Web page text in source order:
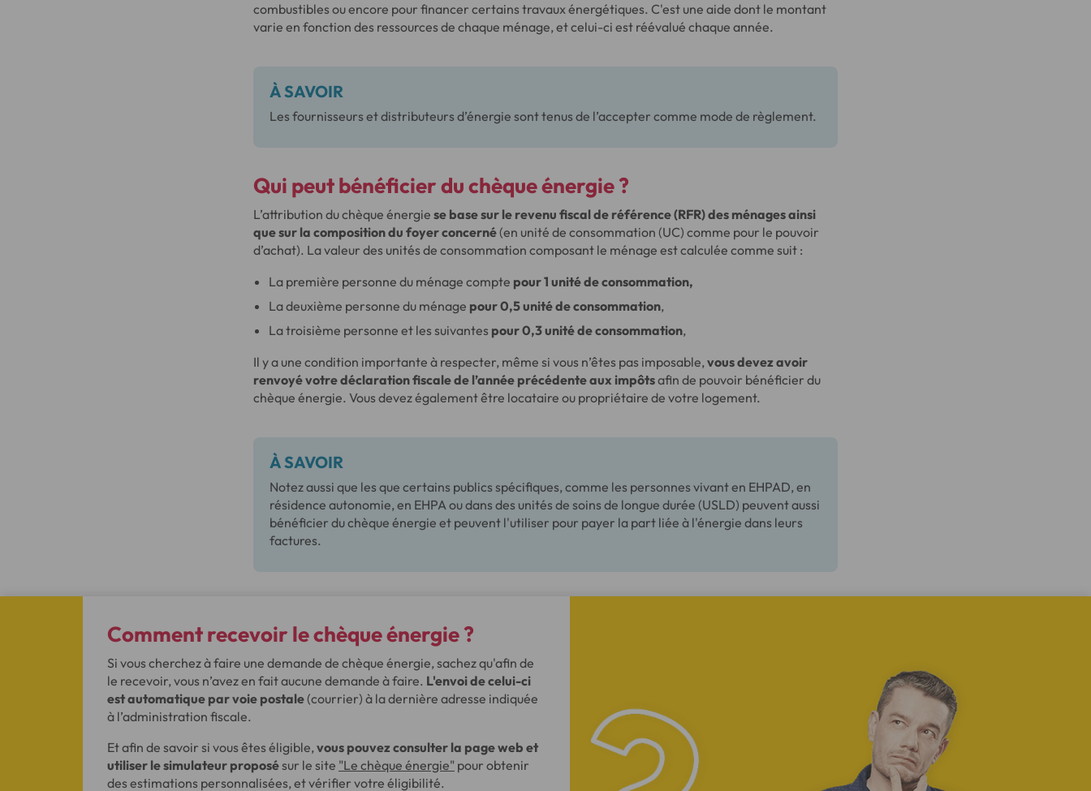
combustibles ou encore pour financer certains travaux énergétiques. C'est une aide dont le montant
varie en fonction des ressources de chaque ménage, et celui-ci est réévalué chaque année.
À SAVOIR
Les fournisseurs et distributeurs d’énergie sont tenus de l’accepter comme mode de règlement.
Qui peut bénéficier du chèque énergie ?
L’attribution du chèque énergie se base sur le revenu fiscal de référence (RFR) des ménages ainsi
que sur la composition du foyer concerné(en unité de consommation (UC) comme pour le pouvoir
d’achat). La valeur des unités de consommation composant le ménage est calculée comme suit :
La première personne du ménage compte pour 1 unité de consommation,
La deuxième personne du ménage pour 0,5 unité de consommation,
La troisième personne et les suivantes pour 0,3 unité de consommation,
Il y a une condition importante à respecter, même si vous n’êtes pas imposable,vous devez avoir
renvoyé votre déclaration fiscale de l’année précédente aux impôtsafin de pouvoir bénéficier du
chèque énergie. Vous devez également être locataire ou propriétaire de votre logement.
À SAVOIR
Notez aussi que les que certains publics spécifiques, comme les personnes vivant en EHPAD, en
résidence autonomie, en EHPA ou dans des unités de soins de longue durée (USLD) peuvent aussi
bénéficier du chèque énergie et peuvent l'utiliser pour payer la part liée à l'énergie dans leurs
factures.
Comment recevoir le chèque énergie ?
Si vous cherchez à faire une demande de chèque énergie, sachez qu'afin de
le recevoir, vous n’avez en fait aucune demande à faire. L'envoi de celui-ci
est automatique par voie postale(courrier) à la dernière adresse indiquée
à l’administration fiscale.
Et afin de savoir si vous êtes éligible,vous pouvez consulter la page web et
utiliser le simulateur proposésur le site "Le chèque énergie" pour obtenir
des estimations personnalisées, et vérifier votre éligibilité.